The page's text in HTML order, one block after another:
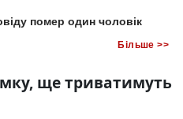
помер один чоловік
Більше >>
ще триватимуть